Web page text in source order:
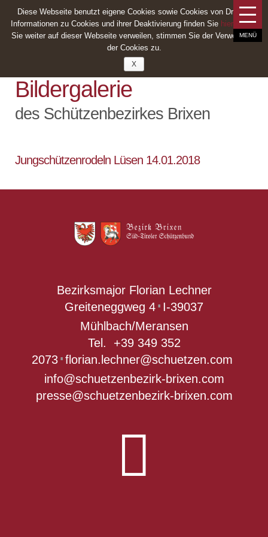
info@schuetzenbezirk-brixen.com
Bildergalerie
des Schützenbezirkes Brixen
Jungschützenrodeln Lüsen 14.01.2018
Bezirksmajor Florian Lechner
Greiteneggweg 4 ∎ I-39037
Mühlbach/Meransen
Tel. +39 349 352
2073 ∎ florian.lechner@schuetzen.com
info@schuetzenbezirk-brixen.com
presse@schuetzenbezirk-brixen.com

Diese Webseite benutzt eigene Cookies sowie Cookies von Dritten.
Informationen zu Cookies und ihrer Deaktivierung finden Sie hier. Wenn
Sie weiter auf dieser Webseite verweilen, stimmen Sie der Verwendung
der Cookies zu.
X